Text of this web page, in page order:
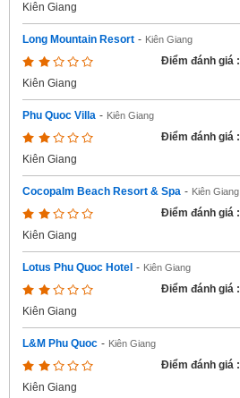
Kiên Giang
Long Mountain Resort - Kiên Giang
Điểm đánh giá :
Kiên Giang
Phu Quoc Villa - Kiên Giang
Điểm đánh giá :
Kiên Giang
Cocopalm Beach Resort & Spa - Kiên Giang
Điểm đánh giá :
Kiên Giang
Lotus Phu Quoc Hotel - Kiên Giang
Điểm đánh giá :
Kiên Giang
L&M Phu Quoc - Kiên Giang
Điểm đánh giá :
Kiên Giang